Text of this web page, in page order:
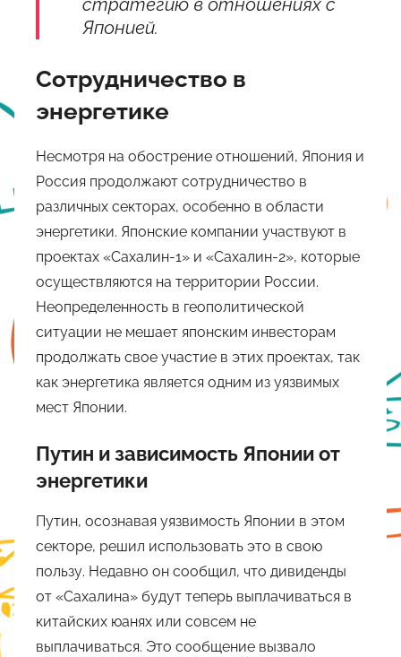
Японией.
Сотрудничество в
энергетике
Несмотря на обострение отношений, Япония и
Россия продолжают сотрудничество в
различных секторах, особенно в области
энергетики. Японские компании участвуют в
проектах «Сахалин-1» и «Сахалин-2», которые
осуществляются на территории России.
Неопределенность в геополитической
ситуации не мешает японским инвесторам
продолжать свое участие в этих проектах, так
как энергетика является одним из уязвимых
мест Японии.
Путин и зависимость Японии от
энергетики
Путин, осознавая уязвимость Японии в этом
секторе, решил использовать это в свою
пользу. Недавно он сообщил, что дивиденды
от «Сахалина» будут теперь выплачиваться в
китайских юанях или совсем не
выплачиваться. Это сообщение вызвало